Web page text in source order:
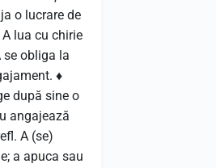
o lucrare de
lua cu chirie
se obliga la
♦
după sine o
angajează
A (se)
a apuca sau